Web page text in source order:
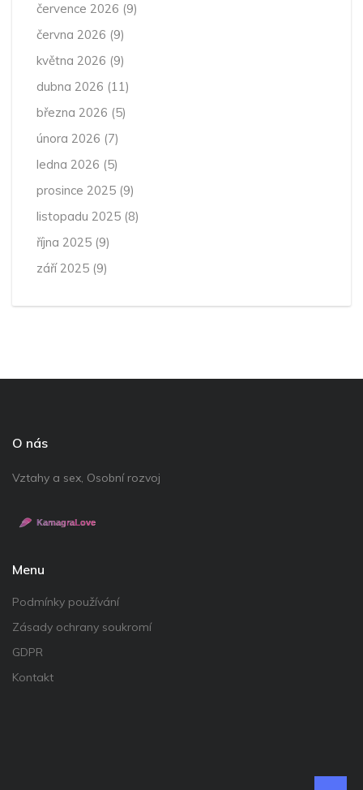
července 2026 (9)
června 2026 (9)
května 2026 (9)
dubna 2026 (11)
března 2026 (5)
února 2026 (7)
ledna 2026 (5)
prosince 2025 (9)
listopadu 2025 (8)
října 2025 (9)
září 2025 (9)
O nás
Vztahy a sex, Osobní rozvoj
Menu
Podmínky používání
Zásady ochrany soukromí
GDPR
Kontakt